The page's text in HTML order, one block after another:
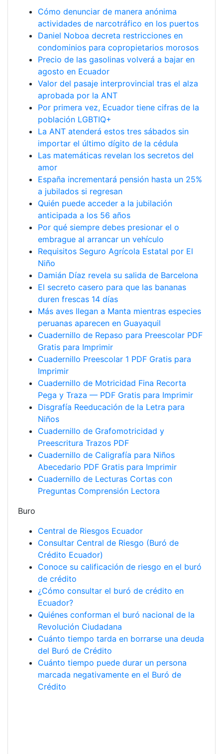
Cómo denunciar de manera anónima
actividades de narcotráfico en los puertos
Daniel Noboa decreta restricciones en
condominios para copropietarios morosos
Precio de las gasolinas volverá a bajar en
agosto en Ecuador
Valor del pasaje interprovincial tras el alza
aprobada por la ANT
Por primera vez, Ecuador tiene cifras de la
población LGBTIQ+
La ANT atenderá estos tres sábados sin
importar el último dígito de la cédula
Las matemáticas revelan los secretos del
amor
España incrementará pensión hasta un 25%
a jubilados si regresan
Quién puede acceder a la jubilación
anticipada a los 56 años
Por qué siempre debes presionar el o
embrague al arrancar un vehículo
Requisitos Seguro Agrícola Estatal por El
Niño
Damián Díaz revela su salida de Barcelona
El secreto casero para que las bananas
duren frescas 14 días
Más aves llegan a Manta mientras especies
peruanas aparecen en Guayaquil
Cuadernillo de Repaso para Preescolar PDF
Gratis para Imprimir
Cuadernillo Preescolar 1 PDF Gratis para
Imprimir
Cuadernillo de Motricidad Fina Recorta
Pega y Traza — PDF Gratis para Imprimir
Disgrafía Reeducación de la Letra para
Niños
Cuadernillo de Grafomotricidad y
Preescritura Trazos PDF
Cuadernillo de Caligrafía para Niños
Abecedario PDF Gratis para Imprimir
Cuadernillo de Lecturas Cortas con
Preguntas Comprensión Lectora
Buro
Central de Riesgos Ecuador
Consultar Central de Riesgo (Buró de
Crédito Ecuador)
Conoce su calificación de riesgo en el buró
de crédito
¿Cómo consultar el buró de crédito en
Ecuador?
Quiénes conforman el buró nacional de la
Revolución Ciudadana
Cuánto tiempo tarda en borrarse una deuda
del Buró de Crédito
Cuánto tiempo puede durar un persona
marcada negativamente en el Buró de
Crédito